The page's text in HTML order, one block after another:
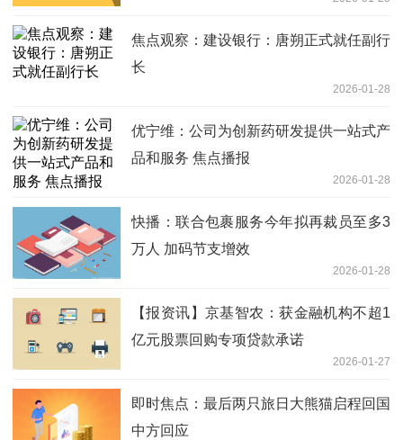
焦点观察：建设银行：唐朔正式就任副行
长
2026-01-28
优宁维：公司为创新药研发提供一站式产
品和服务 焦点播报
2026-01-28
快播：联合包裹服务今年拟再裁员至多3
万人 加码节支增效
2026-01-28
【报资讯】京基智农：获金融机构不超1
亿元股票回购专项贷款承诺
2026-01-27
即时焦点：最后两只旅日大熊猫启程回国
中方回应